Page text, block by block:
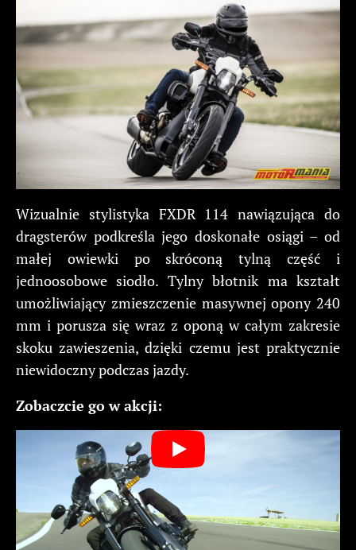
Wizualnie stylistyka FXDR 114 nawiązująca do
dragsterów podkreśla jego doskonałe osiągi – od
małej owiewki po skróconą tylną część i
jednoosobowe siodło. Tylny błotnik ma kształt
umożliwiający zmieszczenie masywnej opony 240
mm i porusza się wraz z oponą w całym zakresie
skoku zawieszenia, dzięki czemu jest praktycznie
niewidoczny podczas jazdy.
Zobaczcie go w akcji: